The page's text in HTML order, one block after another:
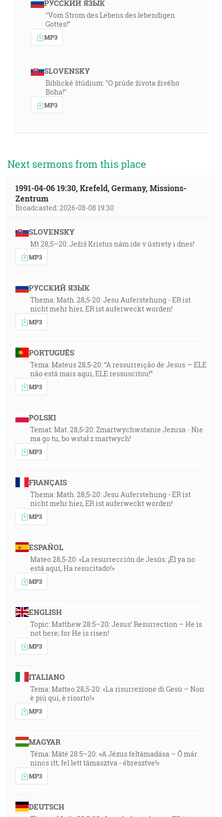
РУССКИЙ ЯЗЫК
"Vom Strom des Lebens des lebendigen
Gottes!"
MP3
SLOVENSKY
Biblické štúdium: "O prúde života živého
Boha!"
MP3
Next sermons from this place
1991-04-06 19:30, Krefeld, Germany, Missions-
Zentrum
Broadcasted: 2026-08-08 19:30
SLOVENSKY
Mt 28,5–20: Ježiš Kristus nám ide v ústrety i dnes!
MP3
РУССКИЙ ЯЗЫК
Thema: Math. 28,5-20: Jesu Auferstehung - ER ist
nicht mehr hier, ER ist auferweckt worden!
MP3
PORTUGUÊS
Tema: Mateus 28,5-20: “A ressurreição de Jesus — ELE
não está mais aqui, ELE ressuscitou!”
MP3
POLSKI
Temat: Mat. 28,5-20: Zmartwychwstanie Jezusa - Nie
ma go tu, bo wstał z martwych!
MP3
FRANÇAIS
Thema: Math. 28,5-20: Jesu Auferstehung - ER ist
nicht mehr hier, ER ist auferweckt worden!
MP3
ESPAÑOL
Mateo 28,5-20: «La resurrección de Jesús: ¡Él ya no
está aquí, Ha resucitado!»
MP3
ENGLISH
Topic: Matthew 28:5–20: Jesus’ Resurrection – He is
not here; for He is risen!
MP3
ITALIANO
Tema: Matteo 28,5-20: «La risurrezione di Gesù – Non
è più qui, è risorto!»
MP3
MAGYAR
Téma: Máté 28:5–20: »A Jézus feltámadása – Ő már
nincs itt, fel lett támasztva - ébresztve!«
MP3
DEUTSCH